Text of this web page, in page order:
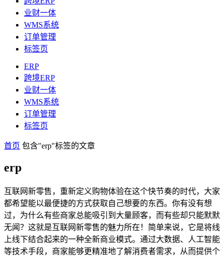
业财一体
WMS系统
订单管理
标签页
ERP
跨境ERP
业财一体
WMS系统
订单管理
标签页
首页 包含"erp"标签的文章
erp
互联网新零售，重新定义购物体验在这个快节奏的时代，大家
都希望能以最便捷的方式获取自己想要的东西。你有没有想
过，为什么有些商家总能吸引到大量顾客，而有些却只能默默
无闻？这就是互联网新零售的魅力所在！简单来说，它是将线
上线下结合起来的一种全新商业模式。通过大数据、人工智能
等技术手段，商家能够更精准地了解消费者需求，从而提供个